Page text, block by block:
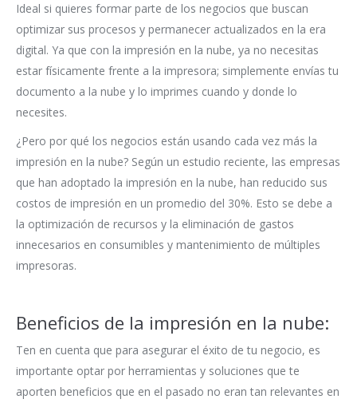
Ideal si quieres formar parte de los negocios que buscan
optimizar sus procesos y permanecer actualizados en la era
digital. Ya que con la impresión en la nube, ya no necesitas
estar físicamente frente a la impresora; simplemente envías tu
documento a la nube y lo imprimes cuando y donde lo
necesites.
¿Pero por qué los negocios están usando cada vez más la
impresión en la nube? Según un estudio reciente, las empresas
que han adoptado la impresión en la nube, han reducido sus
costos de impresión en un promedio del 30%. Esto se debe a
la optimización de recursos y la eliminación de gastos
innecesarios en consumibles y mantenimiento de múltiples
impresoras.
Beneficios de la impresión en la nube:
Ten en cuenta que para asegurar el éxito de tu negocio, es
importante optar por herramientas y soluciones que te
aporten beneficios que en el pasado no eran tan relevantes en